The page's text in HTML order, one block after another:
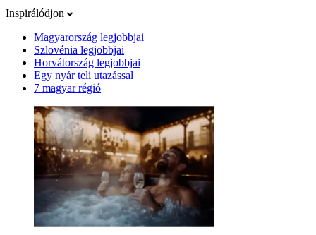
Inspirálódjon
Magyarország legjobbjai
Szlovénia legjobbjai
Horvátország legjobbjai
Egy nyár teli utazással
7 magyar régió